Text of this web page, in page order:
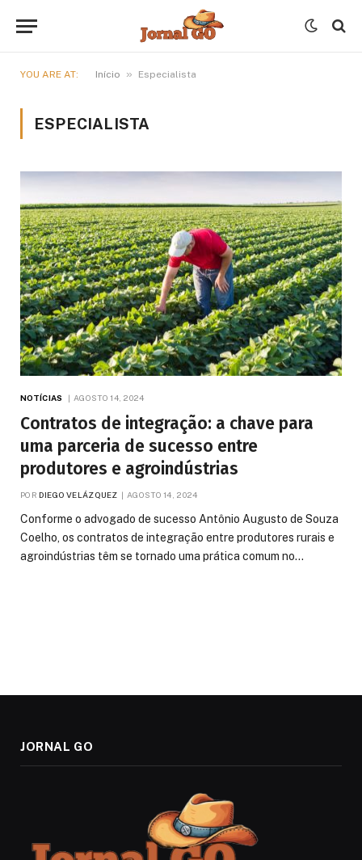
YOU ARE AT: Início » Especialista
ESPECIALISTA
NOTÍCIAS AGOSTO 14, 2024
Contratos de integração: a chave para
uma parceria de sucesso entre
produtores e agroindústrias
POR DIEGO VELÁZQUEZ AGOSTO 14, 2024
Conforme o advogado de sucesso Antônio Augusto de Souza
Coelho, os contratos de integração entre produtores rurais e
agroindústrias têm se tornado uma prática comum no…
JORNAL GO